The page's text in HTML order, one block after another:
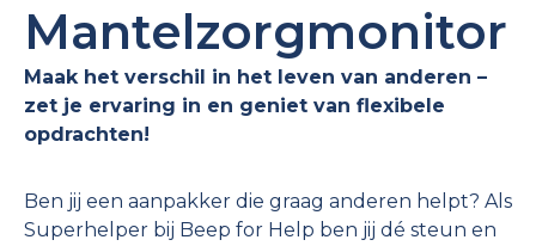
Mantelzorgmonitor
Maak het verschil in het leven van anderen –
zet je ervaring in en geniet van flexibele
opdrachten!
Ben jij een aanpakker die graag anderen helpt? Als
Superhelper bij Beep for Help ben jij dé steun en